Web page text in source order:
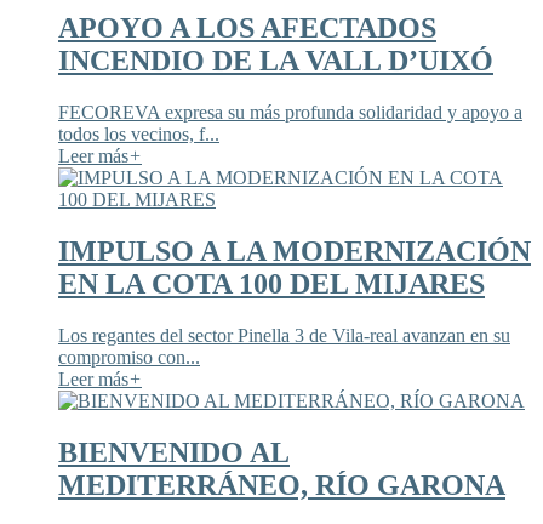
APOYO A LOS AFECTADOS
INCENDIO DE LA VALL D’UIXÓ
FECOREVA expresa su más profunda solidaridad y apoyo a
todos los vecinos, f...
Leer más+
IMPULSO A LA MODERNIZACIÓN
EN LA COTA 100 DEL MIJARES
Los regantes del sector Pinella 3 de Vila-real avanzan en su
compromiso con...
Leer más+
BIENVENIDO AL
MEDITERRÁNEO, RÍO GARONA